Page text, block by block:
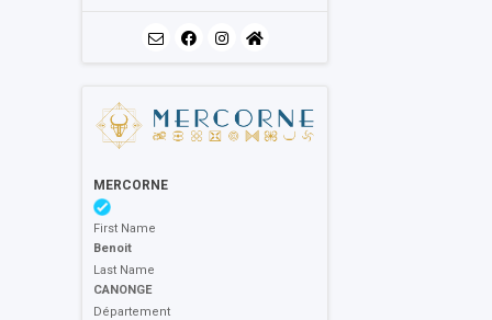
MERCORNE
First Name
Benoit
Last Name
CANONGE
Département